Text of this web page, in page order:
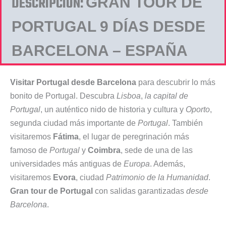
PORTUGAL 9 DÍAS DESDE
BARCELONA – ESPAÑA
Visitar Portugal desde Barcelona para descubrir lo más
bonito de Portugal. Descubra Lisboa, la capital de
Portugal, un auténtico nido de historia y cultura y Oporto,
segunda ciudad más importante de Portugal. También
visitaremos Fátima, el lugar de peregrinación más
famoso de Portugal y Coimbra, sede de una de las
universidades más antiguas de Europa. Además,
visitaremos Evora, ciudad Patrimonio de la Humanidad.
Gran tour de Portugal con salidas garantizadas desde
Barcelona.